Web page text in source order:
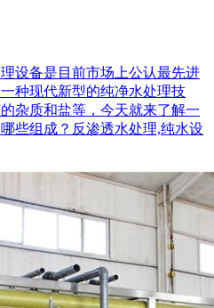
设备是目前市场上公认最先进
种现代新型的纯净水处理技
杂质和盐等，今天就来了解一
些组成？反渗透水处理,纯水设